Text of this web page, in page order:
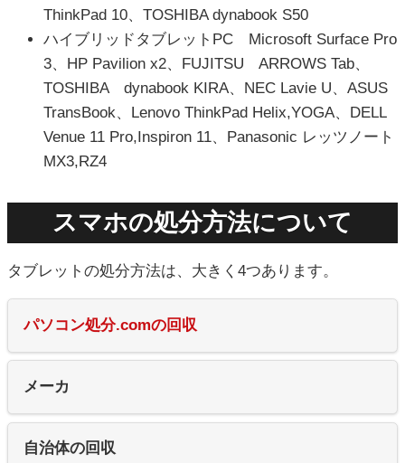
ThinkPad 10、TOSHIBA dynabook S50
ハイブリッドタブレットPC Microsoft Surface Pro
3、HP Pavilion x2、FUJITSU ARROWS Tab、
TOSHIBA dynabook KIRA、NEC Lavie U、ASUS
TransBook、Lenovo ThinkPad Helix,YOGA、DELL
Venue 11 Pro,Inspiron 11、Panasonic レッツノート
MX3,RZ4
スマホの処分方法について
タブレットの処分方法は、大きく4つあります。
パソコン処分.comの回収
メーカ
自治体の回収